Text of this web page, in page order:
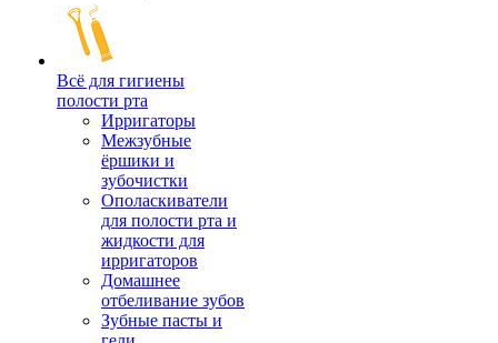
Всё для гигиены
полости рта
Ирригаторы
Межзубные
ёршики и
зубочистки
Ополаскиватели
для полости рта и
жидкости для
ирригаторов
Домашнее
отбеливание зубов
Зубные пасты и